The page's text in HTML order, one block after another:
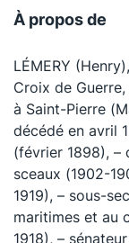
À propos de
LÉMERY
Croix de
à Saint-Pierre
décédé en avril
(février 1898), –
sceaux (1902-
1919), – sous-
maritimes et au
1918), –
La Conférence
Le Concours de la
La Conférence
La Petite